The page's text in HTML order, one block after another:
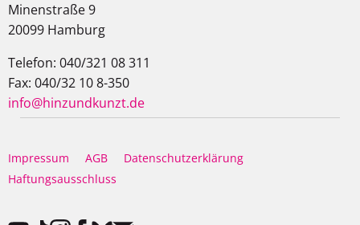
Minenstraße 9
20099 Hamburg
Telefon: 040/321 08 311
Fax: 040/32 10 8-350
info@hinzundkunzt.de
Impressum AGB
Datenschutzerklärung
Haftungsausschluss